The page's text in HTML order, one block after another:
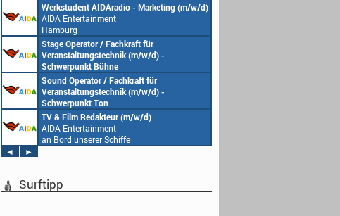
Werkstudent AIDAradio - Marketing (m/w/d)
AIDA Entertainment
Hamburg
Stage Operator / Fachkraft für
Veranstaltungstechnik (m/w/d) -
Schwerpunkt Bühne
AIDA Entertainment
an Bord unserer Schiffe
Sound Operator / Fachkraft für
Veranstaltungstechnik (m/w/d) -
Schwerpunkt Ton
AIDA Entertainment
an Bord unserer Schiffe
TV & Film Redakteur (m/w/d)
AIDA Entertainment
an Bord unserer Schiffe
◄
►
Surftipp